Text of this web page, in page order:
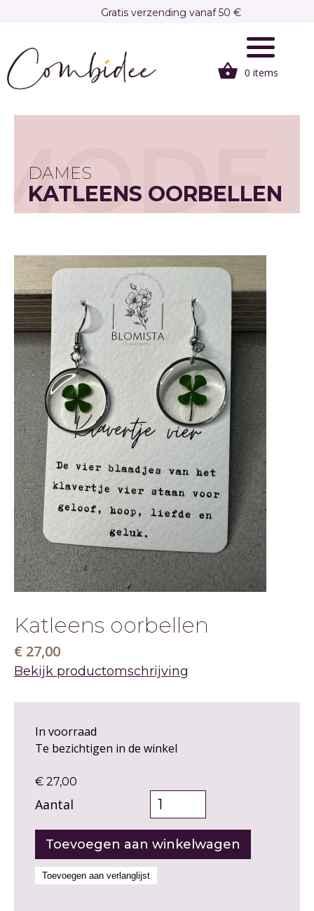
inhoud
gaan
Gratis verzending vanaf 50 €
0 items
DAMES
KATLEENS OORBELLEN
Katleens oorbellen
€ 27,00
Bekijk productomschrijving
In voorraad
Te bezichtigen in de winkel
€ 27,00
Aantal